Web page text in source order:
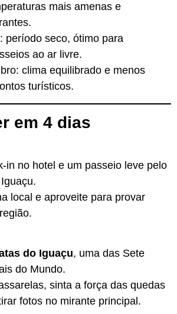
mais amenas e
período seco, ótimo para
ao ar livre.
clima equilibrado e menos
turísticos.
em 4 dias
in no hotel e um passeio leve pelo
local e aproveite para provar
do Iguaçu, uma das Sete
do Mundo.
sinta a força das quedas
fotos no mirante principal.